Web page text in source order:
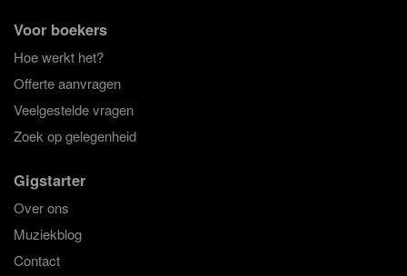
Voor boekers
Hoe werkt het?
Offerte aanvragen
Veelgestelde vragen
Zoek op gelegenheid
Gigstarter
Over ons
Muziekblog
Contact